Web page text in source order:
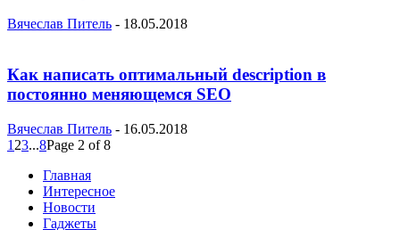
Вячеслав Питель - 18.05.2018
Как написать оптимальный description в
постоянно меняющемся SEO
Вячеслав Питель - 16.05.2018
1 23...8Page 2 of 8
Главная
Интересное
Новости
Гаджеты